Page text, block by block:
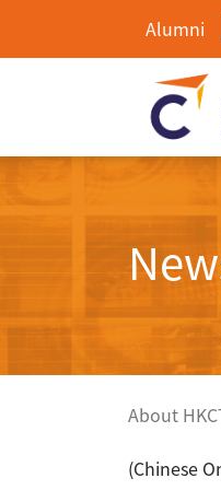
Alumni
About
(Chinese